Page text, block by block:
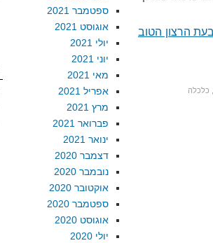
הרצון הטוב
כלכלה
ספטמבר 2021
אוגוסט 2021
יולי 2021
יוני 2021
מאי 2021
אפריל 2021
מרץ 2021
פברואר 2021
ינואר 2021
דצמבר 2020
נובמבר 2020
אוקטובר 2020
ספטמבר 2020
אוגוסט 2020
יולי 2020